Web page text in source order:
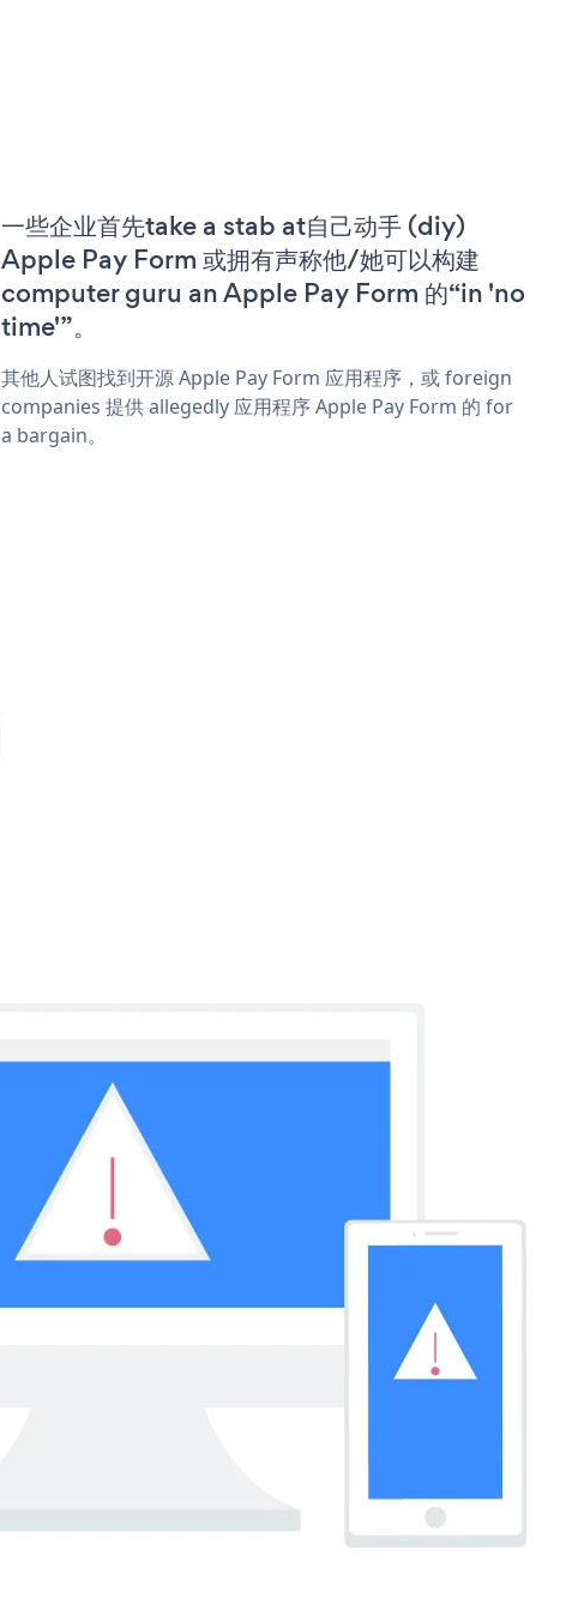
一些企业首先take a stab at自己动手 (diy)
Apple Pay Form 或拥有声称他/她可以构建
computer guru an Apple Pay Form 的“in 'no
time'”。
其他人试图找到开源 Apple Pay Form 应用程序，或 foreign
companies 提供 allegedly 应用程序 Apple Pay Form 的 for
a bargain。